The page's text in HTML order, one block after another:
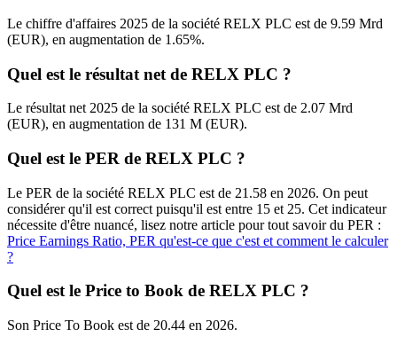
Le chiffre d'affaires 2025 de la société RELX PLC est de 9.59 Mrd
(EUR), en augmentation de 1.65%.
Quel est le résultat net de RELX PLC ?
Le résultat net 2025 de la société RELX PLC est de 2.07 Mrd
(EUR), en augmentation de 131 M (EUR).
Quel est le PER de RELX PLC ?
Le PER de la société RELX PLC est de 21.58 en 2026. On peut
considérer qu'il est correct puisqu'il est entre 15 et 25. Cet indicateur
nécessite d'être nuancé, lisez notre article pour tout savoir du PER :
Price Earnings Ratio, PER qu'est-ce que c'est et comment le calculer
?
Quel est le Price to Book de RELX PLC ?
Son Price To Book est de 20.44 en 2026.